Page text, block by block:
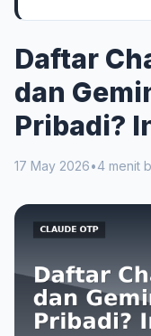
Daftar
dan
Pribadi?
17 May 2026•4 menit